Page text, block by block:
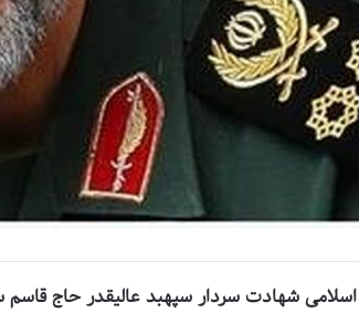
شهادت سردار سپهبد عالیقدر حاج قاسم